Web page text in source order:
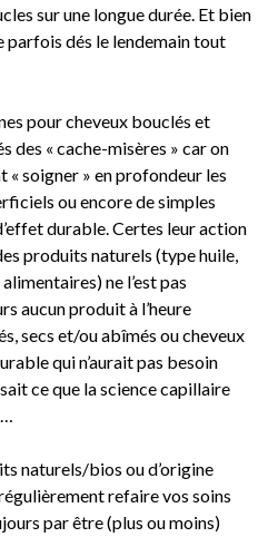
sur une longue durée. Et bien
parfois dés le lendemain tout
pour cheveux bouclés et
des « cache-misères » car on
« soigner » en profondeur les
ou encore de simples
durable. Certes leur action
produits naturels (type huile,
ne l’est pas
aucun produit à l’heure
secs et/ou abîmés ou cheveux
qui n’aurait pas besoin
ce que la science capillaire
naturels/bios ou d’origine
refaire vos soins
par être (plus ou moins)